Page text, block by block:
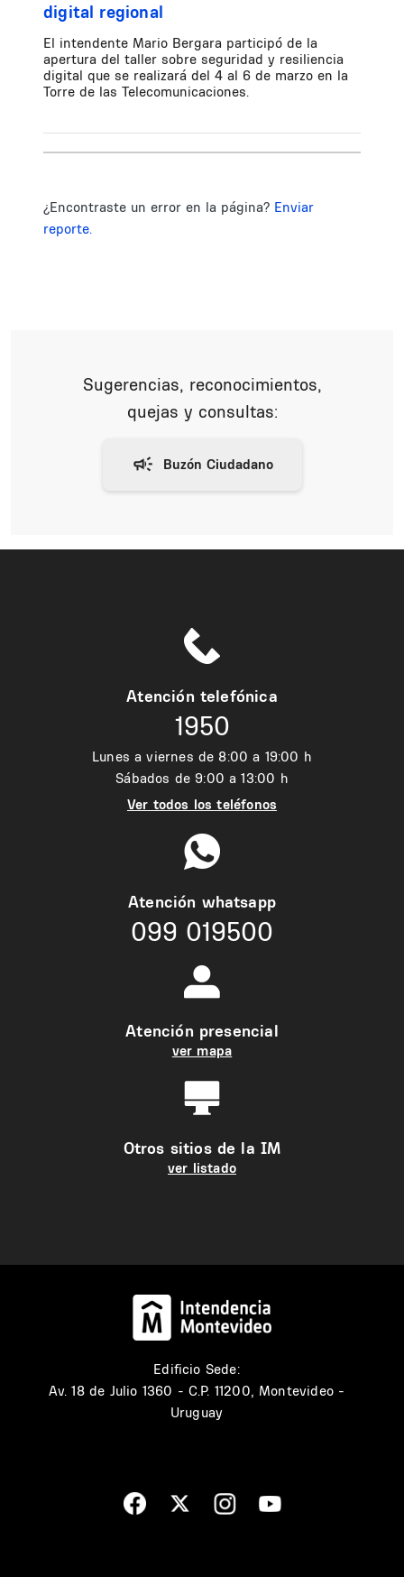
digital regional
El intendente Mario Bergara participó de la
apertura del taller sobre seguridad y resiliencia
digital que se realizará del 4 al 6 de marzo en la
Torre de las Telecomunicaciones.
¿Encontraste un error en la página? Enviar
reporte.
Sugerencias, reconocimientos,
quejas y consultas:
Atención telefónica
1950
Lunes a viernes de 8:00 a 19:00 h
Sábados de 9:00 a 13:00 h
Ver todos los teléfonos
Atención whatsapp
099 019500
Atención presencial
ver mapa
Otros sitios de la IM
ver listado
Edificio Sede:
Av. 18 de Julio 1360 - C.P. 11200, Montevideo -
Uruguay